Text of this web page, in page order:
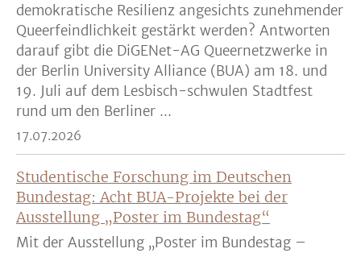
demokratische Resilienz angesichts zunehmender
Queerfeindlichkeit gestärkt werden? Antworten
darauf gibt die DiGENet-AG Queernetzwerke in
der Berlin University Alliance (BUA) am 18. und
19. Juli auf dem Lesbisch-schwulen Stadtfest
rund um den Berliner ...
17.07.2026
Studentische Forschung im Deutschen
Bundestag: Acht BUA-Projekte bei der
Ausstellung „Poster im Bundestag“
Mit der Ausstellung „Poster im Bundestag –